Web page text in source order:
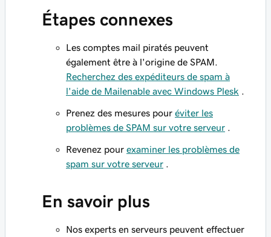
Étapes connexes
Les comptes mail piratés peuvent
également être à l'origine de SPAM.
Recherchez des expéditeurs de spam à
l'aide de Mailenable avec Windows Plesk
Prenez des mesures pour éviter les
problèmes de SPAM sur votre serveur
Revenez pour examiner les problèmes de
spam sur votre serveur
En savoir plus
Nos experts en serveurs peuvent effectuer